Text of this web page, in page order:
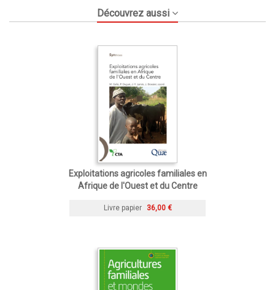
Découvrez aussi
Exploitations agricoles familiales en
Afrique de l'Ouest et du Centre
Livre papier 36,00 €